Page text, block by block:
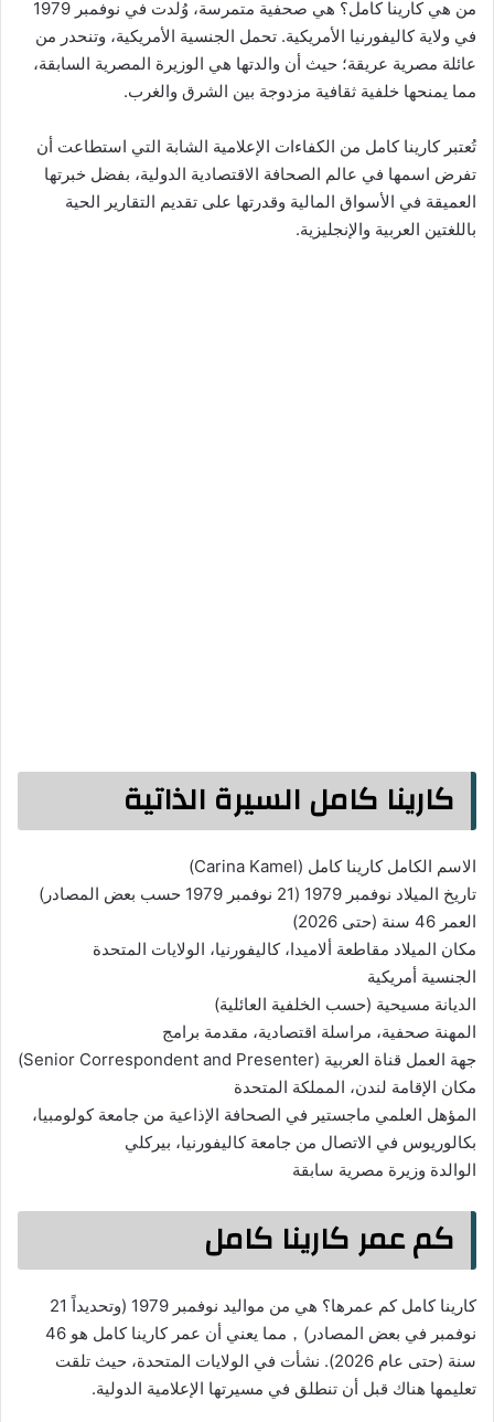
من هي كارينا كامل؟ هي صحفية متمرسة، وُلدت في نوفمبر 1979
في ولاية كاليفورنيا الأمريكية. تحمل الجنسية الأمريكية، وتنحدر من
عائلة مصرية عريقة؛ حيث أن والدتها هي الوزيرة المصرية السابقة،
مما يمنحها خلفية ثقافية مزدوجة بين الشرق والغرب.
تُعتبر كارينا كامل من الكفاءات الإعلامية الشابة التي استطاعت أن
تفرض اسمها في عالم الصحافة الاقتصادية الدولية، بفضل خبرتها
العميقة في الأسواق المالية وقدرتها على تقديم التقارير الحية
باللغتين العربية والإنجليزية.
كارينا كامل السيرة الذاتية
الاسم الكامل كارينا كامل (Carina Kamel)
تاريخ الميلاد نوفمبر 1979 (21 نوفمبر 1979 حسب بعض المصادر)
العمر 46 سنة (حتى 2026)
مكان الميلاد مقاطعة ألاميدا، كاليفورنيا، الولايات المتحدة
الجنسية أمريكية
الديانة مسيحية (حسب الخلفية العائلية)
المهنة صحفية، مراسلة اقتصادية، مقدمة برامج
جهة العمل قناة العربية (Senior Correspondent and Presenter)
مكان الإقامة لندن، المملكة المتحدة
المؤهل العلمي ماجستير في الصحافة الإذاعية من جامعة كولومبيا،
بكالوريوس في الاتصال من جامعة كاليفورنيا، بيركلي
الوالدة وزيرة مصرية سابقة
كم عمر كارينا كامل
كارينا كامل كم عمرها؟ هي من مواليد نوفمبر 1979 (وتحديداً 21
نوفمبر في بعض المصادر)，مما يعني أن عمر كارينا كامل هو 46
سنة (حتى عام 2026). نشأت في الولايات المتحدة، حيث تلقت
تعليمها هناك قبل أن تنطلق في مسيرتها الإعلامية الدولية.